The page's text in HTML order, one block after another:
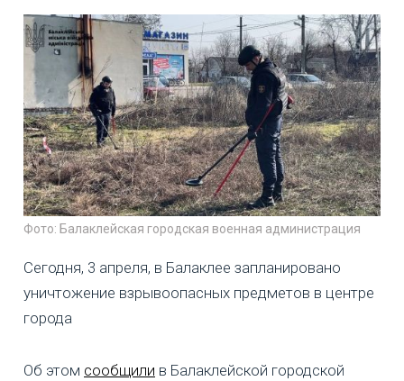
Фото: Балаклейская городская военная администрация
Сегодня, 3 апреля, в Балаклее запланировано
уничтожение взрывоопасных предметов в центре
города
Об этом сообщили в Балаклейской городской